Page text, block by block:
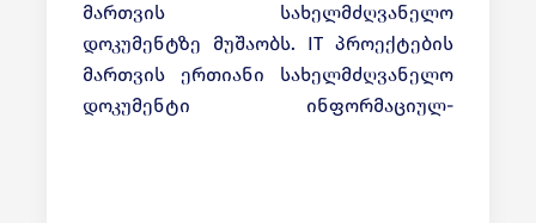
მართვის სახელმძღვანელო
დოკუმენტზე მუშაობს. IT პროექტების
მართვის ერთიანი სახელმძღვანელო
დოკუმენტი ინფორმაციულ-